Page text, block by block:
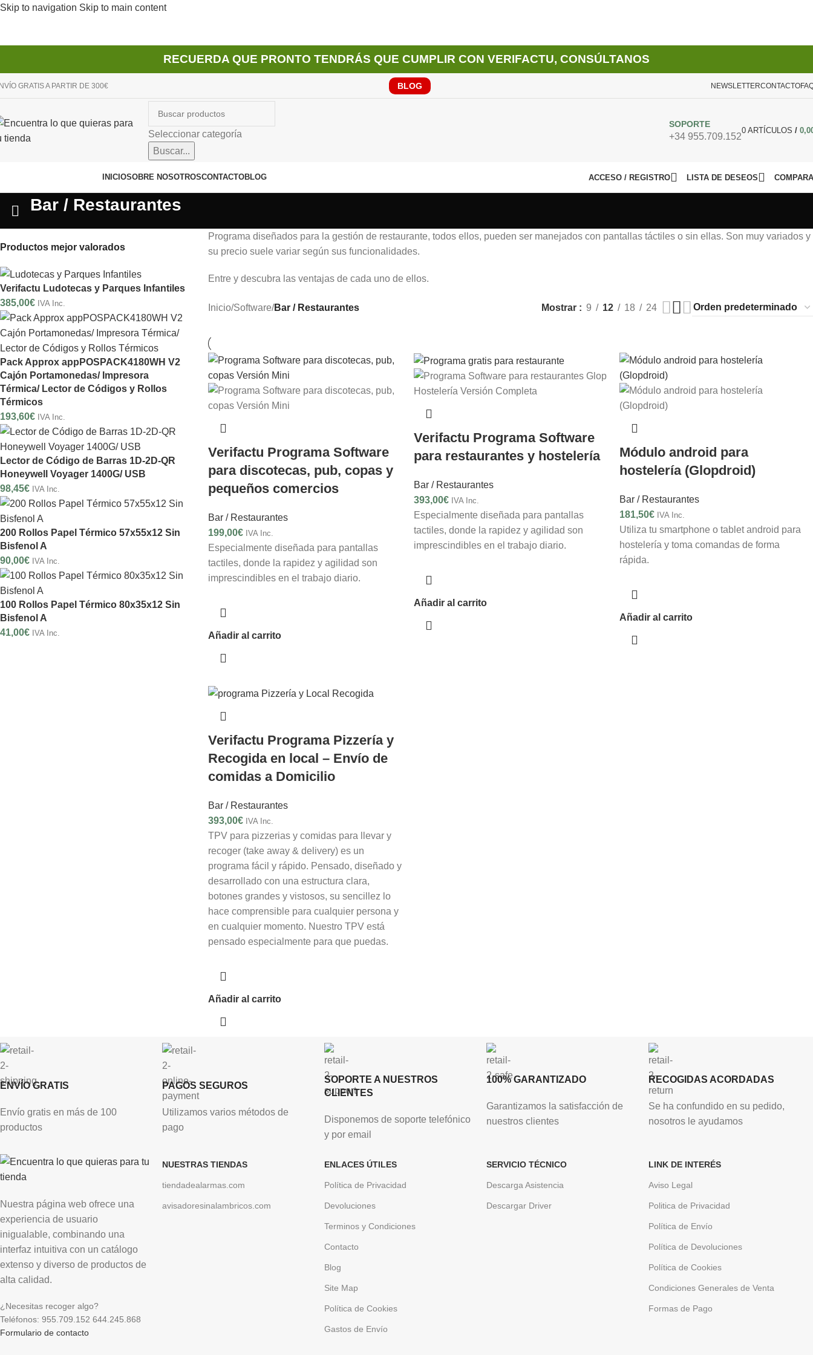
Skip to navigation Skip to main content
RECUERDA QUE PRONTO TENDRÁS QUE CUMPLIR CON VERIFACTU, CONSÚLTANOS
GRATIS A PARTIR DE 300€ BLOG NEWSLETTERCONTACTO
Seleccionar categoría
Buscar...
SOPORTE
+34 955.709.152
0 ARTÍCULOS /
INICIOSOBRE NOSOTROSCONTACTOBLOG ACCESO / REGISTRO LISTA DE DESEOS
Bar / Restaurantes
Productos mejor valorados
Verifactu Ludotecas y Parques Infantiles
385,00€ IVA Inc.
Pack Approx appPOSPACK4180WH V2
Cajón Portamonedas/ Impresora
Térmica/ Lector de Códigos y Rollos
Térmicos
193,60€ IVA Inc.
Lector de Código de Barras 1D-2D-QR
Honeywell Voyager 1400G/ USB
98,45€ IVA Inc.
200 Rollos Papel Térmico 57x55x12 Sin
Bisfenol A
90,00€ IVA Inc.
100 Rollos Papel Térmico 80x35x12 Sin
Bisfenol A
41,00€ IVA Inc.
Programa diseñados para la gestión de restaurante, todos ellos, pueden ser manejados con pantallas táctiles o sin ellas. Son muy variados y
su precio suele variar según sus funcionalidades.
Entre y descubra las ventajas de cada uno de ellos.
Inicio/Software/Bar / Restaurantes Mostrar 9 12 18 24
Verifactu Programa Software
para discotecas, pub, copas y
pequeños comercios
Bar / Restaurantes
199,00€ IVA Inc.
Especialmente diseñada para pantallas
tactiles, donde la rapidez y agilidad son
imprescindibles en el trabajo diario.
Añadir al carrito
Verifactu Programa Software
para restaurantes y hostelería
Bar / Restaurantes
393,00€ IVA Inc.
Especialmente diseñada para pantallas
tactiles, donde la rapidez y agilidad son
imprescindibles en el trabajo diario.
Añadir al carrito
Módulo android para
hostelería (Glopdroid)
Bar / Restaurantes
181,50€ IVA Inc.
Utiliza tu smartphone o tablet android para
hostelería y toma comandas de forma
rápida.
Añadir al carrito
Verifactu Programa Pizzería y
Recogida en local – Envío de
comidas a Domicilio
Bar / Restaurantes
393,00€ IVA Inc.
TPV para pizzerias y comidas para llevar y
recoger (take away & delivery) es un
programa fácil y rápido. Pensado, diseñado y
desarrollado con una estructura clara,
botones grandes y vistosos, su sencillez lo
hace comprensible para cualquier persona y
en cualquier momento. Nuestro TPV está
pensado especialmente para que puedas.
Añadir al carrito
ENVÍO GRATIS
Envío gratis en más de 100
productos
PAGOS SEGUROS
Utilizamos varios métodos de
pago
SOPORTE A NUESTROS
CLIENTES
Disponemos de soporte telefónico
y por email
100% GARANTIZADO
Garantizamos la satisfacción de
nuestros clientes
RECOGIDAS ACORDADAS
Se ha confundido en su pedido,
nosotros le ayudamos
Nuestra página web ofrece una
experiencia de usuario
inigualable, combinando una
interfaz intuitiva con un catálogo
extenso y diverso de productos de
alta calidad.
¿Necesitas recoger algo?
Teléfonos: 955.709.152 644.245.868
Formulario de contacto
NUESTRAS TIENDAS
tiendadealarmas.com
avisadoresinalambricos.com
ENLACES ÚTILES
Política de Privacidad
Devoluciones
Terminos y Condiciones
Contacto
Blog
Site Map
Política de Cookies
Gastos de Envío
SERVICIO TÉCNICO
Descarga Asistencia
Descargar Driver
LINK DE INTERÉS
Aviso Legal
Politica de Privacidad
Política de Envío
Política de Devoluciones
Política de Cookies
Condiciones Generales de Venta
Formas de Pago